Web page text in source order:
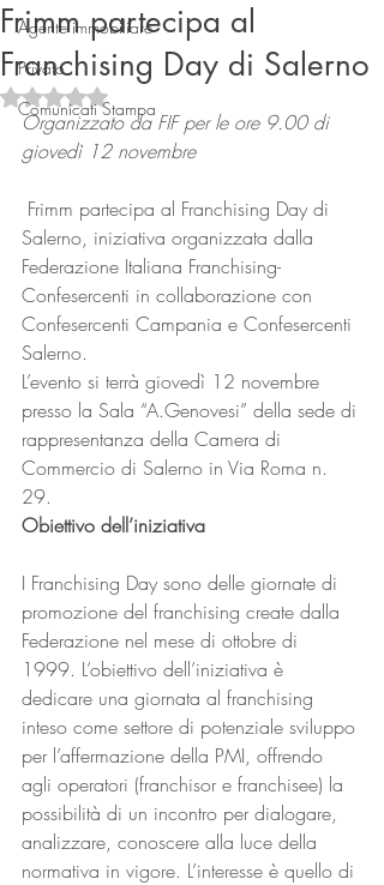
Connect
Agente immobiliare
Privato
Comunicati Stampa
Frimm partecipa al
Franchising Day di Salerno
Valutazione NaN stelle su 5.
Organizzato da FIF per le ore 9.00 di
giovedì 12 novembre
Salerno, iniziativa organizzata dalla
Federazione Italiana Franchising-
Confesercenti in collaborazione con
Confesercenti Campania e Confesercenti
Salerno.
L’evento si terrà giovedì 12 novembre
presso la Sala “A.Genovesi” della sede di
rappresentanza della Camera di
Commercio di Salerno in Via Roma n.
29.
Obiettivo dell’iniziativa
I Franchising Day sono delle giornate di
promozione del franchising create dalla
Federazione nel mese di ottobre di
1999. L’obiettivo dell’iniziativa è
dedicare una giornata al franchising
inteso come settore di potenziale sviluppo
per l’affermazione della PMI, offrendo
agli operatori (franchisor e franchisee) la
possibilità di un incontro per dialogare,
analizzare, conoscere alla luce della
normativa in vigore. L’interesse è quello di